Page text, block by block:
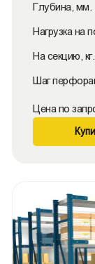
Глубина, мм.
Нагрузка на
На секцию, кг.
Шаг
Цена по